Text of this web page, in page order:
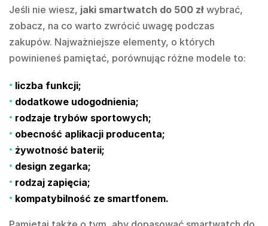
Jeśli nie wiesz, jaki smartwatch do 500 zł wybrać,
zobacz, na co warto zwrócić uwagę podczas
zakupów. Najważniejsze elementy, o których
powinieneś pamiętać, porównując różne modele to:
liczba funkcji;
dodatkowe udogodnienia;
rodzaje trybów sportowych;
obecność aplikacji producenta;
żywotność baterii;
design zegarka;
rodzaj zapięcia;
kompatybilność ze smartfonem.